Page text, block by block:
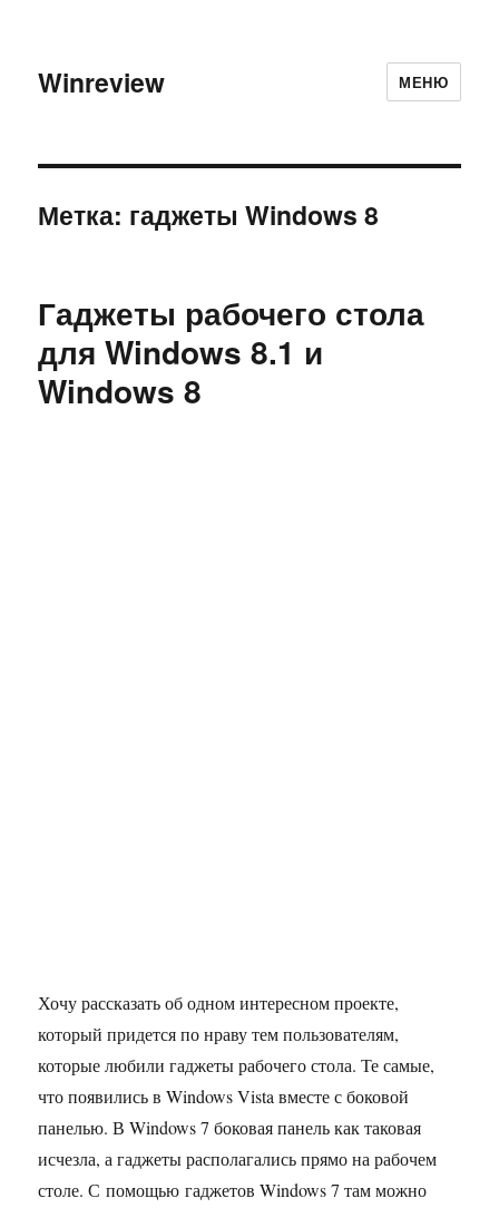
Winreview МЕНЮ
Метка: гаджеты Windows 8
Гаджеты рабочего стола
для Windows 8.1 и
Windows 8
Хочу рассказать об одном интересном проекте,
который придется по нраву тем пользователям,
которые любили гаджеты рабочего стола. Те самые,
что появились в Windows Vista вместе с боковой
панелью. В Windows 7 боковая панель как таковая
исчезла, а гаджеты располагались прямо на рабочем
столе. С помощью гаджетов Windows 7 там можно